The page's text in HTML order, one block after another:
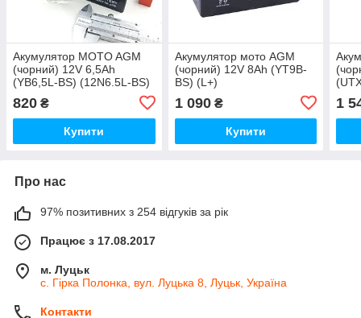
Акумулятор MOTO AGM
(чорний) 12V 6,5Ah
(YB6,5L-BS) (12N6.5L-BS)
820 ₴
Купити
Акумулятор мото AGM
(чорний) 12V 8Ah (YT9B-
BS) (L+)
1 090₴
Купити
1
Про нас
97% позитивних з 254 відгуків за рік
Працює з 17.08.2017
м. Луцьк
с. Гірка Полонка, вул. Луцька 8, Луцьк, Україна
Контакти